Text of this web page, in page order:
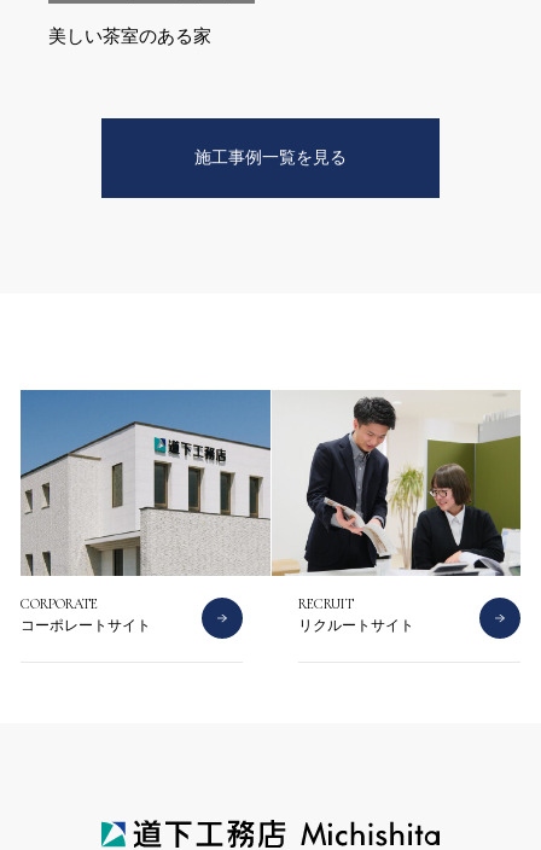
美しい茶室のある家
施工事例一覧を見る
CORPORATE
コーポレートサイト
RECRUIT
リクルートサイト